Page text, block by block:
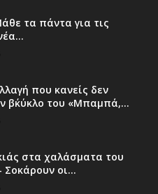
τα πάντα για τις
που κανείς δεν
β΄κύκλο του «Μπαμπά,...
στα χαλάσματα του
Σοκάρουν οι...